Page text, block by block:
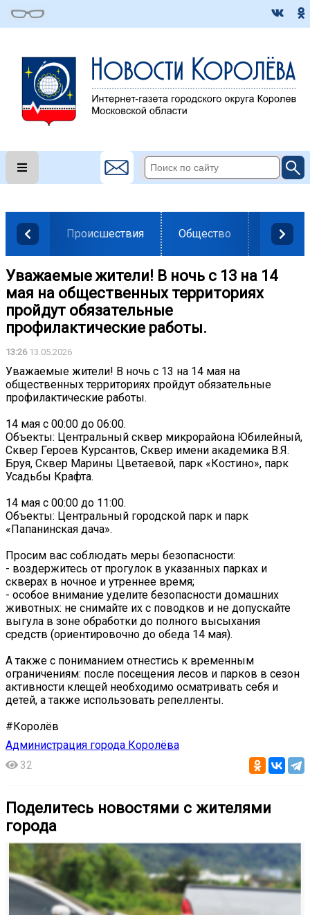
Происшествия Общество Власть
Уважаемые жители! В ночь с 13 на 14
мая на общественных территориях
пройдут обязательные
профилактические работы.
13:2613.05.2026
Уважаемые жители! В ночь с 13 на 14 мая на
общественных территориях пройдут обязательные
профилактические работы.
14 мая с 00:00 до 06:00.
Объекты: Центральный сквер микрорайона Юбилейный,
Сквер Героев Курсантов, Сквер имени академика В.Я.
Бруя, Сквер Марины Цветаевой, парк «Костино», парк
Усадьбы Крафта.
14 мая с 00:00 до 11:00.
Объекты: Центральный городской парк и парк
«Папанинская дача».
Просим вас соблюдать меры безопасности:
- воздержитесь от прогулок в указанных парках и
скверах в ночное и утреннее время;
- особое внимание уделите безопасности домашних
животных: не снимайте их с поводков и не допускайте
выгула в зоне обработки до полного высыхания
средств (ориентировочно до обеда 14 мая).
️А также с пониманием отнестись к временным
ограничениям: после посещения лесов и парков в сезон
активности клещей необходимо осматривать себя и
детей, а также использовать репелленты.
#Королёв
Администрация города Королёва
32
Поделитесь новостями с жителями
города